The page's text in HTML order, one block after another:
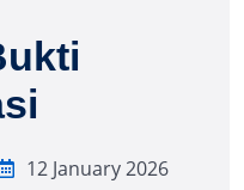
12 January 2026